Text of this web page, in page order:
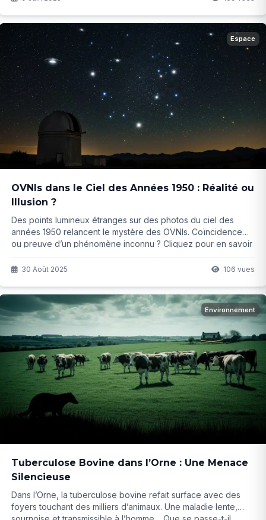
Espace
OVNIs dans le Ciel des Années 1950 : Réalité ou
Illusion ?
Des points lumineux étranges sur des photos du ciel des
années 1950 relancent le mystère des OVNIs. Coïncidence
ou preuve d’un phénomène inconnu ? Cliquez pour en savoir
30 Août 2025 106 vues
Environnement
Tuberculose Bovine dans l’Orne : Une Menace
Silencieuse
Dans l’Orne, la tuberculose bovine refait surface avec des
foyers touchant des milliers d’animaux. Une maladie lente,